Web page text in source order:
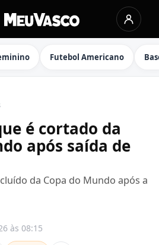
Futebol Americano
é cortado da
após saída de
da Copa do Mundo após a
às 08:15